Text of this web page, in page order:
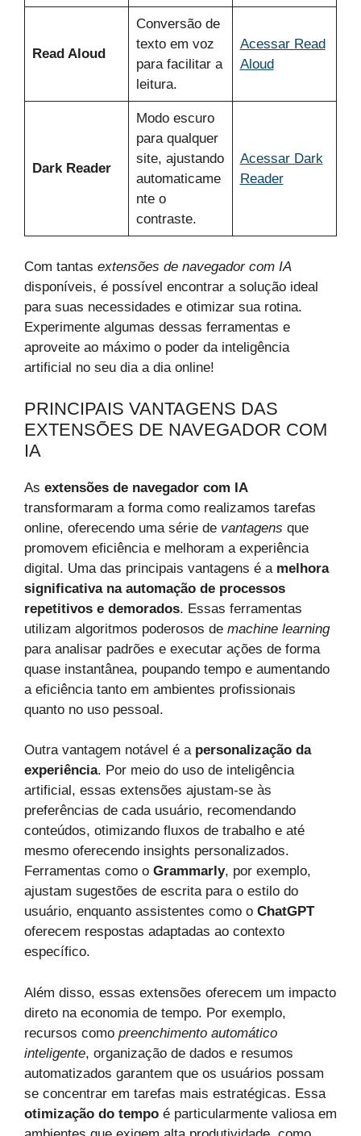
Read Aloud
Conversão de
texto em voz
para facilitar a
leitura.
Acessar Read
Aloud
Dark Reader
Modo escuro
para qualquer
site, ajustando
automaticame
nte o
contraste.
Acessar Dark
Reader
Com tantas extensões de navegador com IA
disponíveis, é possível encontrar a solução ideal
para suas necessidades e otimizar sua rotina.
Experimente algumas dessas ferramentas e
aproveite ao máximo o poder da inteligência
artificial no seu dia a dia online!
PRINCIPAIS VANTAGENS DAS
EXTENSÕES DE NAVEGADOR COM
IA
As extensões de navegador com IA
transformaram a forma como realizamos tarefas
online, oferecendo uma série de vantagens que
promovem eficiência e melhoram a experiência
digital. Uma das principais vantagens é a melhora
significativa na automação de processos
repetitivos e demorados. Essas ferramentas
utilizam algoritmos poderosos de machine learning
para analisar padrões e executar ações de forma
quase instantânea, poupando tempo e aumentando
a eficiência tanto em ambientes profissionais
quanto no uso pessoal.
Outra vantagem notável é a personalização da
experiência. Por meio do uso de inteligência
artificial, essas extensões ajustam-se às
preferências de cada usuário, recomendando
conteúdos, otimizando fluxos de trabalho e até
mesmo oferecendo insights personalizados.
Ferramentas como o Grammarly, por exemplo,
ajustam sugestões de escrita para o estilo do
usuário, enquanto assistentes como o ChatGPT
oferecem respostas adaptadas ao contexto
específico.
Além disso, essas extensões oferecem um impacto
direto na economia de tempo. Por exemplo,
recursos como preenchimento automático
inteligente, organização de dados e resumos
automatizados garantem que os usuários possam
se concentrar em tarefas mais estratégicas. Essa
otimização do tempo é particularmente valiosa em